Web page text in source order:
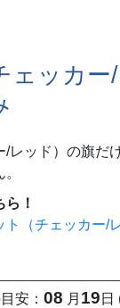
ェッカー
レッド）の旗だ
！
（チェッカー/
安： 08 月 19 日